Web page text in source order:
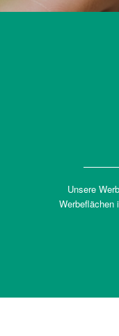
Unsere
Werbeflächen